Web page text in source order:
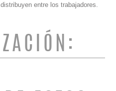
entre los trabajadores.